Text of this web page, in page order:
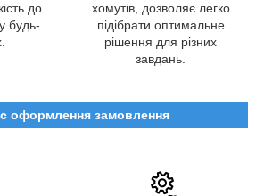
до
будь-
хомутів, дозволяє легко
підібрати оптимальне
рішення для різних
завдань.
оформлення замовлення